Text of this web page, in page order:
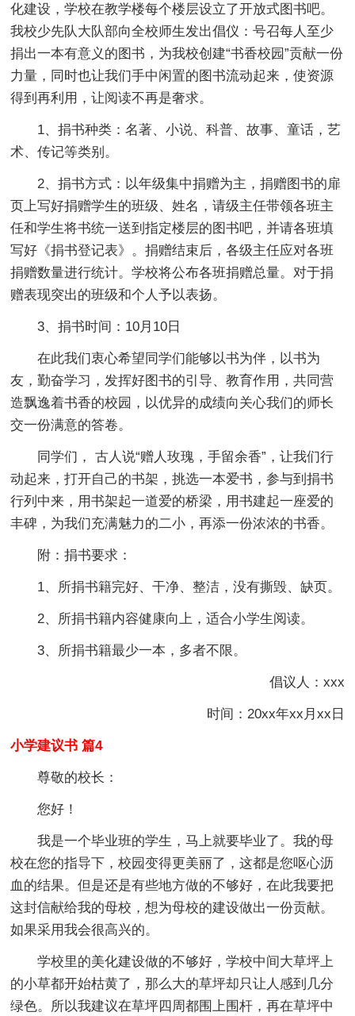
化建设，学校在教学楼每个楼层设立了开放式图书吧。
我校少先队大队部向全校师生发出倡仪：号召每人至少
捐出一本有意义的图书，为我校创建“书香校园”贡献一份
力量，同时也让我们手中闲置的图书流动起来，使资源
得到再利用，让阅读不再是奢求。
1、捐书种类：名著、小说、科普、故事、童话，艺
术、传记等类别。
2、捐书方式：以年级集中捐赠为主，捐赠图书的扉
页上写好捐赠学生的班级、姓名，请级主任带领各班主
任和学生将书统一送到指定楼层的图书吧，并请各班填
写好《捐书登记表》。捐赠结束后，各级主任应对各班
捐赠数量进行统计。学校将公布各班捐赠总量。对于捐
赠表现突出的班级和个人予以表扬。
3、捐书时间：10月10日
在此我们衷心希望同学们能够以书为伴，以书为
友，勤奋学习，发挥好图书的引导、教育作用，共同营
造飘逸着书香的校园，以优异的成绩向关心我们的师长
交一份满意的答卷。
同学们， 古人说“赠人玫瑰，手留余香”，让我们行
动起来，打开自己的书架，挑选一本爱书，参与到捐书
行列中来，用书架起一道爱的桥梁，用书建起一座爱的
丰碑，为我们充满魅力的二小，再添一份浓浓的书香。
附：捐书要求：
1、所捐书籍完好、干净、整洁，没有撕毁、缺页。
2、所捐书籍内容健康向上，适合小学生阅读。
3、所捐书籍最少一本，多者不限。
倡议人：xxx
时间：20xx年xx月xx日
小学建议书 篇4
尊敬的校长：
您好！
我是一个毕业班的学生，马上就要毕业了。我的母
校在您的指导下，校园变得更美丽了，这都是您呕心沥
血的结果。但是还是有些地方做的不够好，在此我要把
这封信献给我的母校，想为母校的建设做出一份贡献。
如果采用我会很高兴的。
学校里的美化建设做的不够好，学校中间大草坪上
的小草都开始枯黄了，那么大的草坪却只让人感到几分
绿色。所以我建议在草坪四周都围上围杆，再在草坪中